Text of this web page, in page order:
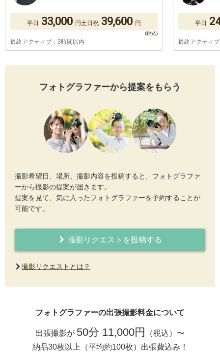
平日 33,000 円土日祝 39,600 円
最終アクティブ：3時間以内
平日
最終アクティ
フォトグラファーから提案をもらう
撮影希望日、場所、撮影内容を投稿すると、フォトグラファ
ーから撮影の提案が届きます。
提案を見て、気に入ったフォトグラファーを予約することが
可能です。
撮影リクエストを投稿する
撮影リクエストとは？
フォトグラファーの出張撮影料金について
出張撮影が 50分 11,000円
（税込）〜
納品30枚以上（平均約100枚）出張費込み！